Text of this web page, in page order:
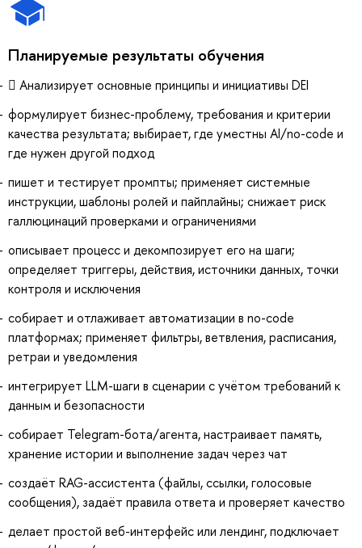
Планируемые результаты обучения
 Анализирует основные принципы и инициативы DEI
формулирует бизнес-проблему, требования и критерии
качества результата; выбирает, где уместны AI/no-code и
где нужен другой подход
пишет и тестирует промпты; применяет системные
инструкции, шаблоны ролей и пайплайны; снижает риск
галлюцинаций проверками и ограничениями
описывает процесс и декомпозирует его на шаги;
определяет триггеры, действия, источники данных, точки
контроля и исключения
собирает и отлаживает автоматизации в no-code
платформах; применяет фильтры, ветвления, расписания,
ретраи и уведомления
интегрирует LLM-шаги в сценарии с учётом требований к
данным и безопасности
собирает Telegram-бота/агента, настраивает память,
хранение истории и выполнение задач через чат
создаёт RAG-ассистента (файлы, ссылки, голосовые
сообщения), задаёт правила ответа и проверяет качество
делает простой веб-интерфейс или лендинг, подключает